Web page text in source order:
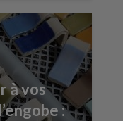
à vos
: